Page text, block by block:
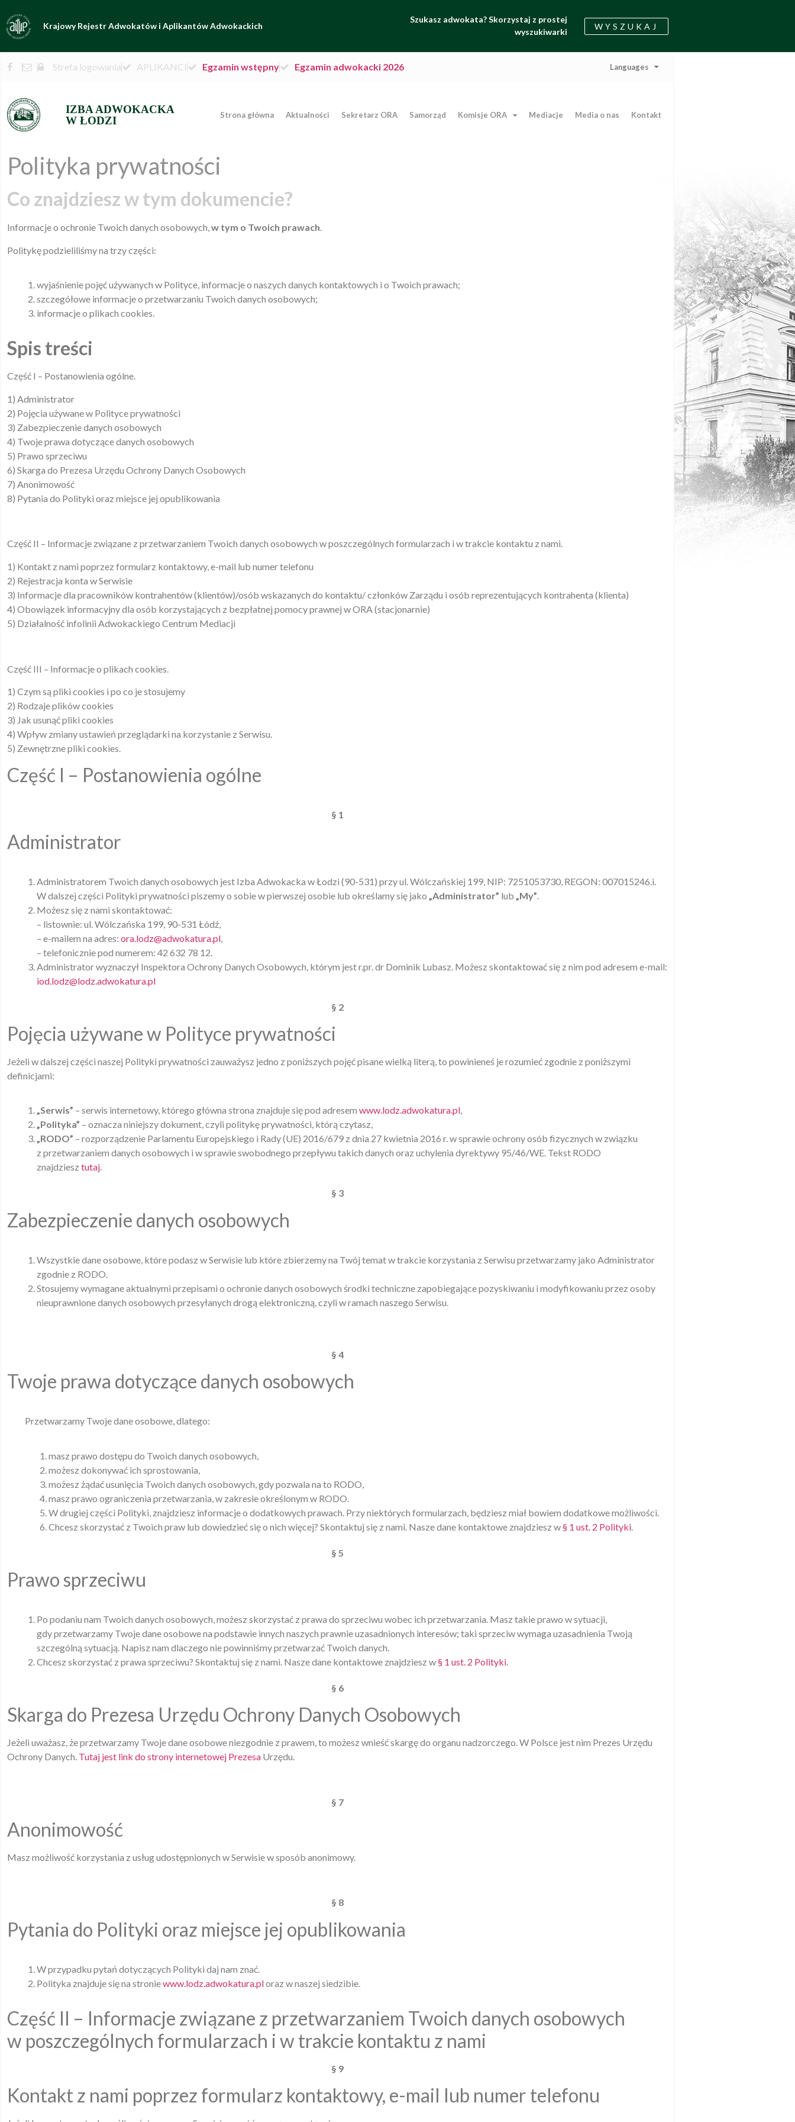
Krajowy Rejestr Adwokatów i Aplikantów Adwokackich
Szukasz adwokata? Skorzystaj z prostej
wyszukiwarki
WYSZUKAJ
Strefa logowania APLIKANCI Egzamin wstępny Egzamin adwokacki 2026 Languages
IZBA ADWOKACKA
W ŁODZI
Strona główna Aktualności Sekretarz ORA Samorząd Komisje ORA Mediacje Media o nas Kontakt
Polityka prywatności
Co znajdziesz w tym dokumencie?
Informacje o ochronie Twoich danych osobowych,w tym o Twoich prawach.
Politykę podzieliliśmy na trzy części:
wyjaśnienie pojęć używanych w Polityce, informacje o naszych danych kontaktowych i o Twoich prawach;
szczegółowe informacje o przetwarzaniu Twoich danych osobowych;
informacje o plikach cookies.
Spis treści
Część I – Postanowienia ogólne.
1) Administrator
2) Pojęcia używane w Polityce prywatności
3) Zabezpieczenie danych osobowych
4) Twoje prawa dotyczące danych osobowych
5) Prawo sprzeciwu
6) Skarga do Prezesa Urzędu Ochrony Danych Osobowych
7) Anonimowość
8) Pytania do Polityki oraz miejsce jej opublikowania
Część II – Informacje związane z przetwarzaniem Twoich danych osobowych w poszczególnych formularzach i w trakcie kontaktu z nami.
1) Kontakt z nami poprzez formularz kontaktowy, e-mail lub numer telefonu
2) Rejestracja konta w Serwisie
3) Informacje dla pracowników kontrahentów (klientów)/osób wskazanych do kontaktu/ członków Zarządu i osób reprezentujących kontrahenta (klienta)
4) Obowiązek informacyjny dla osób korzystających z bezpłatnej pomocy prawnej w ORA (stacjonarnie)
5) Działalność infolinii Adwokackiego Centrum Mediacji
Część III – Informacje o plikach cookies.
1) Czym są pliki cookies i po co je stosujemy
2) Rodzaje plików cookies
3) Jak usunąć pliki cookies
4) Wpływ zmiany ustawień przeglądarki na korzystanie z Serwisu.
5) Zewnętrzne pliki cookies.
Część I – Postanowienia ogólne
§ 1
Administrator
Administratorem Twoich danych osobowych jest Izba Adwokacka w Łodzi (90-531) przy ul. Wólczańskiej 199, NIP: 7251053730, REGON: 007015246.i.
W dalszej części Polityki prywatności piszemy o sobie w pierwszej osobie lub określamy się jako „Administrator” lub „My”
Możesz się z nami skontaktować:
– listownie: ul. Wólczańska 199, 90-531 Łódź,
– e-mailem na adres: ora.lodz@adwokatura.pl
– telefonicznie pod numerem: 42 632 78 12.
Administrator wyznaczył Inspektora Ochrony Danych Osobowych, którym jest r.pr. dr Dominik Lubasz. Możesz skontaktować się z nim pod adresem e-mail:
iod.lodz@lodz.adwokatura.pl
§ 2
Pojęcia używane w Polityce prywatności
Jeżeli w dalszej części naszej Polityki prywatności zauważysz jedno z poniższych pojęć pisane wielką literą, to powinieneś je rozumieć zgodnie z poniższymi
definicjami:
„Serwis” – serwis internetowy, którego główna strona znajduje się pod adresem www.lodz.adwokatura.pl,
„Polityka” – oznacza niniejszy dokument, czyli politykę prywatności, którą czytasz,
„RODO” – rozporządzenie Parlamentu Europejskiego i Rady (UE) 2016/679 z dnia 27 kwietnia 2016 r. w sprawie ochrony osób fizycznych w związku
z przetwarzaniem danych osobowych i w sprawie swobodnego przepływu takich danych oraz uchylenia dyrektywy 95/46/WE. Tekst RODO
znajdziesz tutaj.
§ 3
Zabezpieczenie danych osobowych
Wszystkie dane osobowe, które podasz w Serwisie lub które zbierzemy na Twój temat w trakcie korzystania z Serwisu przetwarzamy jako Administrator
zgodnie z RODO.
Stosujemy wymagane aktualnymi przepisami o ochronie danych osobowych środki techniczne zapobiegające pozyskiwaniu i modyfikowaniu przez osoby
nieuprawnione danych osobowych przesyłanych drogą elektroniczną, czyli w ramach naszego Serwisu.
§ 4
Twoje prawa dotyczące danych osobowych
Przetwarzamy Twoje dane osobowe, dlatego:
masz prawo dostępu do Twoich danych osobowych,
możesz dokonywać ich sprostowania,
możesz żądać usunięcia Twoich danych osobowych, gdy pozwala na to RODO,
masz prawo ograniczenia przetwarzania, w zakresie określonym w RODO.
W drugiej części Polityki, znajdziesz informacje o dodatkowych prawach. Przy niektórych formularzach, będziesz miał bowiem dodatkowe możliwości.
Chcesz skorzystać z Twoich praw lub dowiedzieć się o nich więcej? Skontaktuj się z nami. Nasze dane kontaktowe znajdziesz w§ 1 ust. 2 Polityki
§ 5
Prawo sprzeciwu
Po podaniu nam Twoich danych osobowych, możesz skorzystać z prawa do sprzeciwu wobec ich przetwarzania. Masz takie prawo w sytuacji,
gdy przetwarzamy Twoje dane osobowe na podstawie innych naszych prawnie uzasadnionych interesów; taki sprzeciw wymaga uzasadnienia Twoją
szczególną sytuacją. Napisz nam dlaczego nie powinniśmy przetwarzać Twoich danych.
Chcesz skorzystać z prawa sprzeciwu? Skontaktuj się z nami. Nasze dane kontaktowe znajdziesz w§ 1 ust. 2 Polityki.
§ 6
Skarga do Prezesa Urzędu Ochrony Danych Osobowych
Jeżeli uważasz, że przetwarzamy Twoje dane osobowe niezgodnie z prawem, to możesz wnieść skargę do organu nadzorczego. W Polsce jest nim Prezes Urzędu
Ochrony Danych. Tutaj jest link do strony internetowej Prezesa Urzędu.
§ 7
Anonimowość
Masz możliwość korzystania z usług udostępnionych w Serwisie w sposób anonimowy.
§ 8
Pytania do Polityki oraz miejsce jej opublikowania
W przypadku pytań dotyczących Polityki daj nam znać.
Polityka znajduje się na stroniewww.lodz.adwokatura.ploraz w naszej siedzibie.
Część II – Informacje związane z przetwarzaniem Twoich danych osobowych
w poszczególnych formularzach i w trakcie kontaktu z nami
§ 9
Kontakt z nami poprzez formularz kontaktowy, e-mail lub numer telefonu